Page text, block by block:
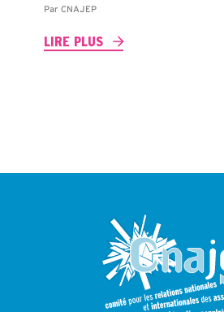
Par CNAJEP
LIRE PLUS